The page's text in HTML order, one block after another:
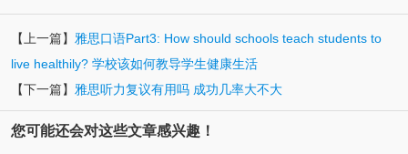
【上一篇】 雅思口语Part3: How should schools teach students to
live healthily? 学校该如何教导学生健康生活
【下一篇】 雅思听力复议有用吗 成功几率大不大
您可能还会对这些文章感兴趣！